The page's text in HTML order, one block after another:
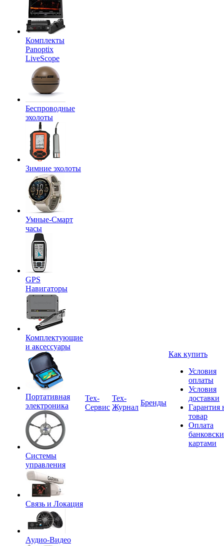
Комплекты
Panoptix
LiveScope
Беспроводные
эхолоты
Зимние эхолоты
Умные-Смарт
часы
GPS
Навигаторы
Комплектующие
и аксессуары
Портативная
электроника
Системы
управления
Связь и Локация
Аудио-Видео
Tex-
Сервис
Тех-
Журнал
Бренды
Как купить
Условия
оплаты
Условия
доставки
Гарантия
товар
Оплата
картами